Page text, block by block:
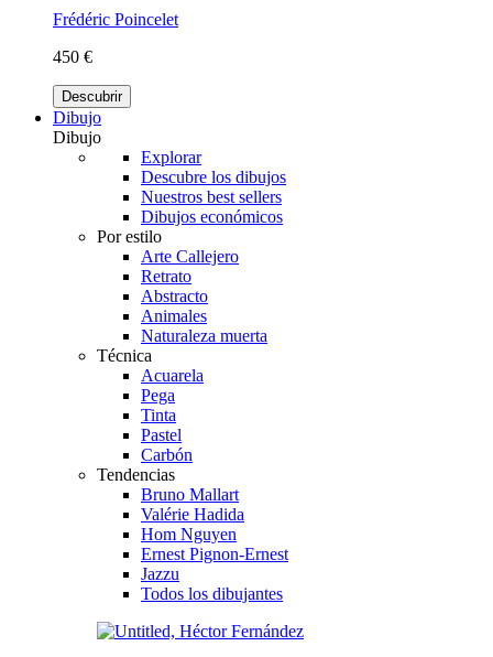
Frédéric Poincelet
450 €
Descubrir
Dibujo
Dibujo
Explorar
Descubre los dibujos
Nuestros best sellers
Dibujos económicos
Por estilo
Arte Callejero
Retrato
Abstracto
Animales
Naturaleza muerta
Técnica
Acuarela
Pega
Tinta
Pastel
Carbón
Tendencias
Bruno Mallart
Valérie Hadida
Hom Nguyen
Ernest Pignon-Ernest
Jazzu
Todos los dibujantes